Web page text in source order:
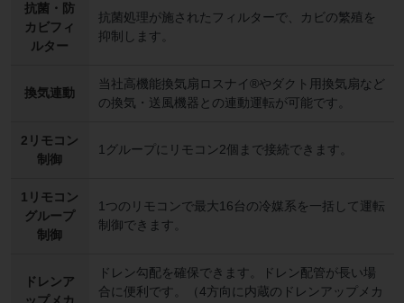
抗菌・防
カビフィ
ルター
抗菌処理が施されたフィルターで、カビの繁殖を
抑制します。
換気連動
当社高機能換気扇ロスナイ®やダクト用換気扇など
の換気・送風機器との連動運転が可能です。
2リモコン
制御
1グループにリモコン2個まで接続できます。
1リモコン
グループ
制御
1つのリモコンで最大16台の冷媒系を一括して運転
制御できます。
ドレンア
ドレン勾配を確保できます。ドレン配管が長い場
合に便利です。（4方向に内蔵のドレンアップメカ